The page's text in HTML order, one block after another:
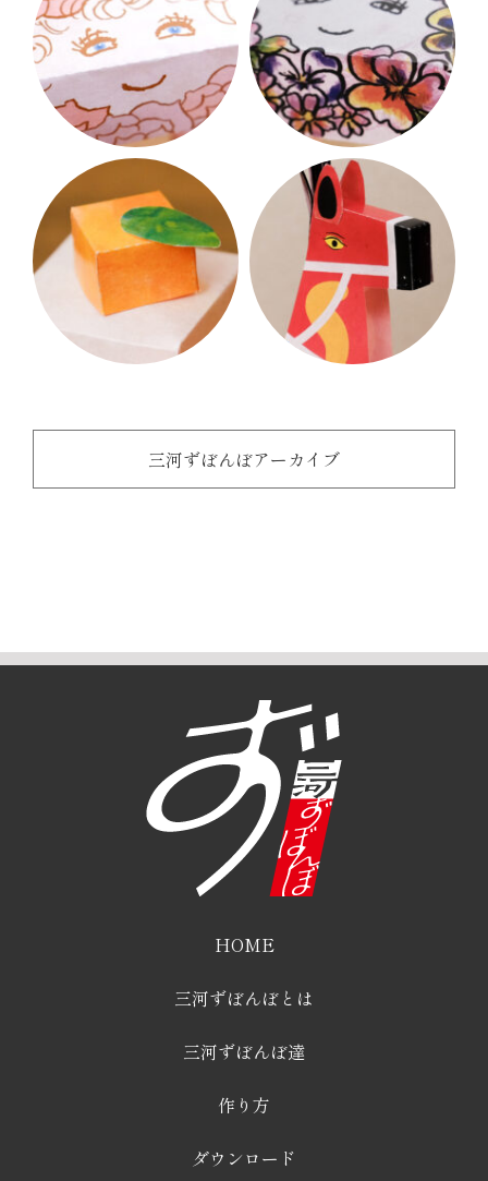
三河ずぼんぼアーカイブ
HOME
三河ずぼんぼとは
三河ずぼんぼ達
作り方
ダウンロード